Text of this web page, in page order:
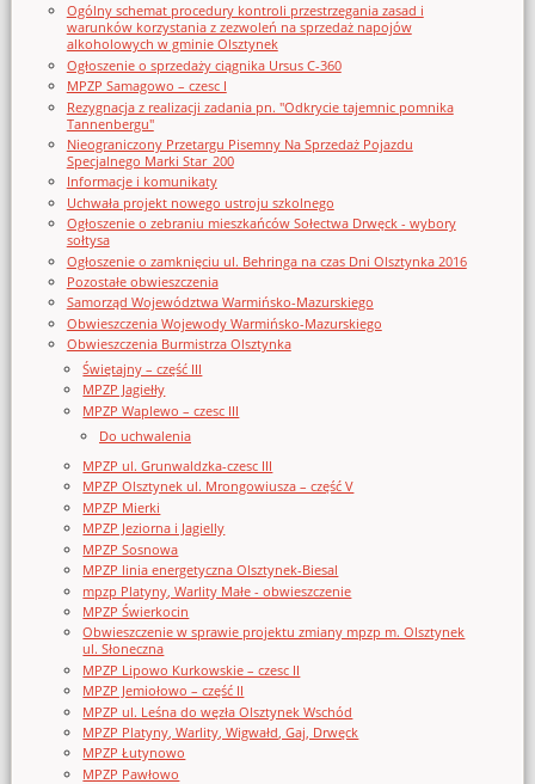
Ogólny schemat procedury kontroli przestrzegania zasad i
warunków korzystania z zezwoleń na sprzedaż napojów
alkoholowych w gminie Olsztynek
Ogłoszenie o sprzedaży ciągnika Ursus C-360
MPZP Samagowo – czesc I
Rezygnacja z realizacji zadania pn. "Odkrycie tajemnic pomnika
Tannenbergu"
Nieograniczony Przetargu Pisemny Na Sprzedaż Pojazdu
Specjalnego Marki Star_200
Informacje i komunikaty
Uchwała projekt nowego ustroju szkolnego
Ogłoszenie o zebraniu mieszkańców Sołectwa Drwęck - wybory
sołtysa
Ogłoszenie o zamknięciu ul. Behringa na czas Dni Olsztynka 2016
Pozostałe obwieszczenia
Samorząd Województwa Warmińsko-Mazurskiego
Obwieszczenia Wojewody Warmińsko-Mazurskiego
Obwieszczenia Burmistrza Olsztynka
Świętajny – część III
MPZP Jagiełły
MPZP Waplewo – czesc III
Do uchwalenia
MPZP ul. Grunwaldzka-czesc III
MPZP Olsztynek ul. Mrongowiusza – część V
MPZP Mierki
MPZP Jeziorna i Jagielly
MPZP Sosnowa
MPZP linia energetyczna Olsztynek-Biesal
mpzp Platyny, Warlity Małe - obwieszczenie
MPZP Świerkocin
Obwieszczenie w sprawie projektu zmiany mpzp m. Olsztynek
ul. Słoneczna
MPZP Lipowo Kurkowskie – czesc II
MPZP Jemiołowo – część II
MPZP ul. Leśna do węzła Olsztynek Wschód
MPZP Platyny, Warlity, Wigwałd, Gaj, Drwęck
MPZP Łutynowo
MPZP Pawłowo